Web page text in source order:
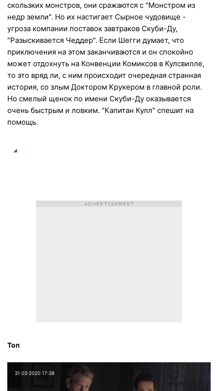
скользких монстров, они сражаются с "Монстром из
недр земли". Но их настигает Сырное чудовище -
угроза компании поставок завтраков Скуби-Ду,
"Разыскивается Чеддер". Если Шегги думает, что
приключения на этом заканчиваются и он спокойно
может отдохнуть на Конвенции Комиксов в Кулсвилле,
то это вряд ли, с ним происходит очередная странная
история, со злым Доктором Крукером в главной роли.
Но смелый щенок по имени Скуби-Ду оказывается
очень быстрым и ловким. "Капитан Кулл" спешит на
помощь.
Топ
31⋅03⋅2020 17:38